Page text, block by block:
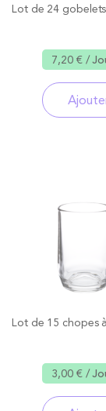
Lot de 24
7,20 € /
Lot de 15 chopes
3,00 € /